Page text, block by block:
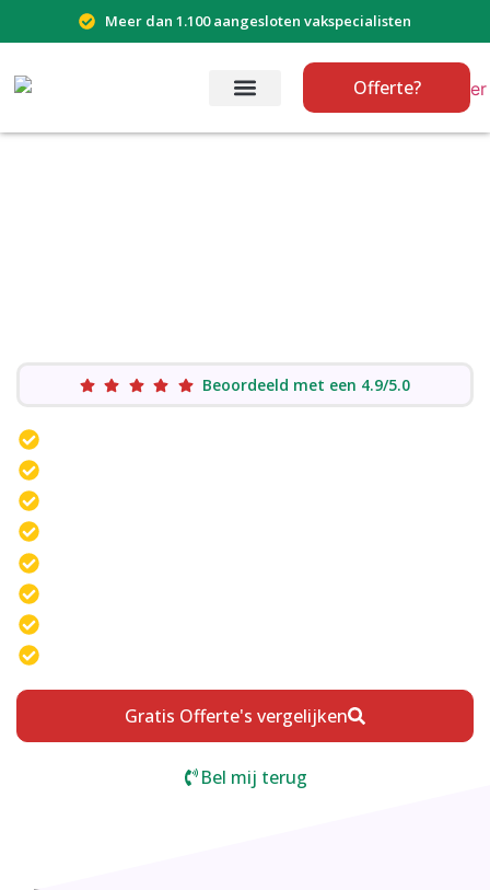
Meer dan 1.100 aangesloten vakspecialisten
Offerte?
Beoordeeld met een 4.9/5.0
Gratis Offerte's vergelijken
Bel mij terug